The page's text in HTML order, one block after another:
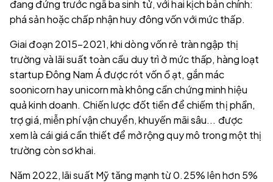
đang đứng trước ngã ba sinh tử, với hai kịch bản chính:
phá sản hoặc chấp nhận huy đông vốn với mức thấp.
Giai đoạn 2015–2021, khi dòng vốn rẻ tràn ngập thị
trường và lãi suất toàn cầu duy trì ở mức thấp, hàng loạt
startup Đông Nam Á được rót vốn ồ ạt, gắn mác
soonicorn hay unicorn mà không cần chứng minh hiệu
quả kinh doanh. Chiến lược đốt tiền để chiếm thị phần,
trợ giá, miễn phí vận chuyển, khuyến mãi sâu... được
xem là cái giá cần thiết để mở rộng quy mô trong một thị
trường còn sơ khai.
Năm 2022, lãi suất Mỹ tăng mạnh từ 0.25% lên hơn 5%